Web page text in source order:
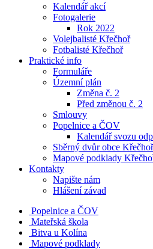
Kalendář akcí
Fotogalerie
Rok 2022
Volejbalisté Křečhoř
Fotbalisté Křečhoř
Praktické info
Formuláře
Územní plán
Změna č. 2
Před změnou č. 2
Smlouvy
Popelnice a ČOV
Kalendář svozu
Sběrný dvůr obce Křečhoř
Mapové podklady
Kontakty
Napište nám
Hlášení závad
Popelnice a ČOV
Mateřská škola
Bitva u Kolína
Mapové podklady